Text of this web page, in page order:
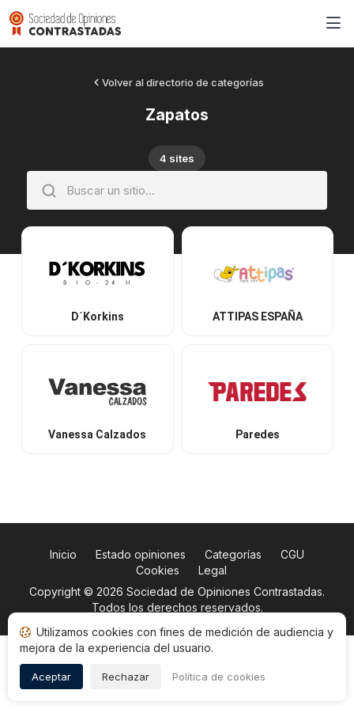
Volver al directorio de categorías
Zapatos
4 sites
D´Korkins ATTIPAS ESPAÑA
Vanessa Calzados Paredes
Inicio Estado opiniones Categorías
CGU
Cookies
Legal
Copyright © 2026 Sociedad de Opiniones Contrastadas.
Todos los derechos reservados.
Utilizamos cookies con fines de medición de audiencia y
mejora de la experiencia del usuario.
Aceptar Rechazar Política de cookies